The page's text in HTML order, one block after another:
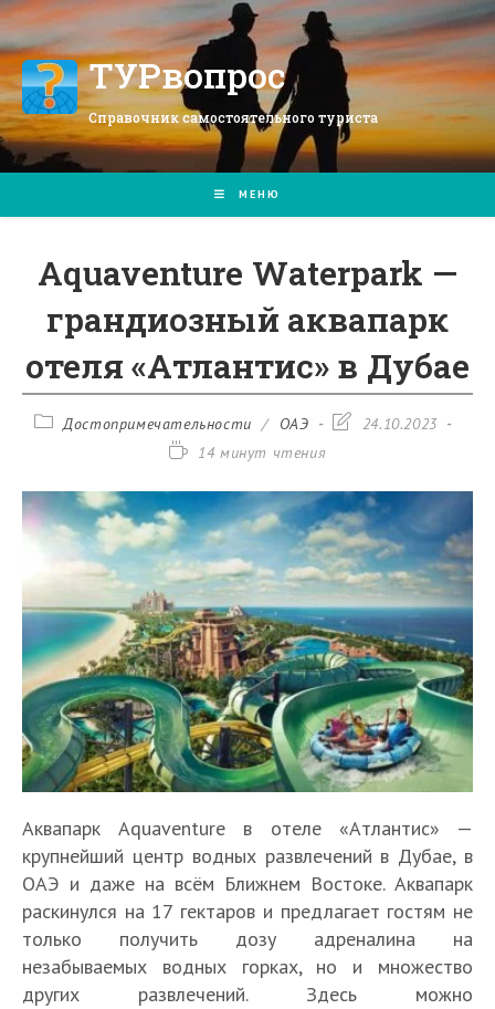
Перейти
к
содержимомуТУРвопрос
Справочник самостоятельного туриста
МЕНЮ
Aquaventure Waterpark —
грандиозный аквапарк
отеля «Атлантис» в Дубае
РубрикаДостопримечательности / ОАЭ
Запись24.10.2023
Время14 минут чтения
Аквапарк Aquaventure в отеле «Атлантис» —
крупнейший центр водных развлечений в Дубае, в
ОАЭ и даже на всём Ближнем Востоке. Аквапарк
раскинулся на 17 гектаров и предлагает гостям не
только получить дозу адреналина на
незабываемых водных горках, но и множество
других развлечений. Здесь можно